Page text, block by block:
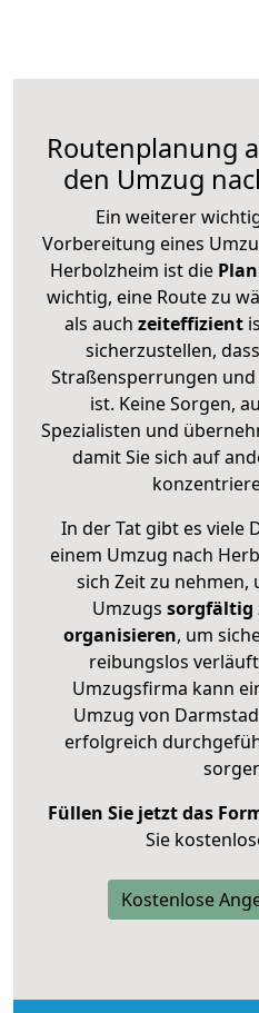
Routenplanung
den Umzug
Ein weiterer
Vorbereitung eines
Herbolzheim ist die
wichtig, eine Route zu
als auch zeiteffizient
sicherzustellen,
Straßensperrungen
ist. Keine Sorgen,
Spezialisten und
damit Sie sich auf
In der Tat gibt es viele
einem Umzug nach
sich Zeit zu nehmen,
Umzugs sorgfältig
organisieren, um
reibungslos
Umzugsfirma kann
Umzug von
erfolgreich
Füllen Sie jetzt das
Sie
Kostenlose